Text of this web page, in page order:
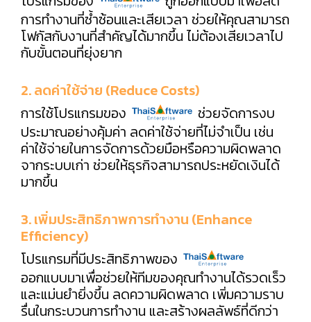
การทำงานที่ซ้ำซ้อนและเสียเวลา ช่วยให้คุณสามารถ
โฟกัสกับงานที่สำคัญได้มากขึ้น ไม่ต้องเสียเวลาไป
กับขั้นตอนที่ยุ่งยาก
2. ลดค่าใช้จ่าย (Reduce Costs)
การใช้โปรแกรมของ
ช่วยจัดการงบ
ประมาณอย่างคุ้มค่า ลดค่าใช้จ่ายที่ไม่จำเป็น เช่น
ค่าใช้จ่ายในการจัดการด้วยมือหรือความผิดพลาด
จากระบบเก่า ช่วยให้ธุรกิจสามารถประหยัดเงินได้
มากขึ้น
3. เพิ่มประสิทธิภาพการทำงาน (Enhance
Efficiency)
โปรแกรมที่มีประสิทธิภาพของ
ออกแบบมาเพื่อช่วยให้ทีมของคุณทำงานได้รวดเร็ว
และแม่นยำยิ่งขึ้น ลดความผิดพลาด เพิ่มความราบ
รื่นในกระบวนการทำงาน และสร้างผลลัพธ์ที่ดีกว่า